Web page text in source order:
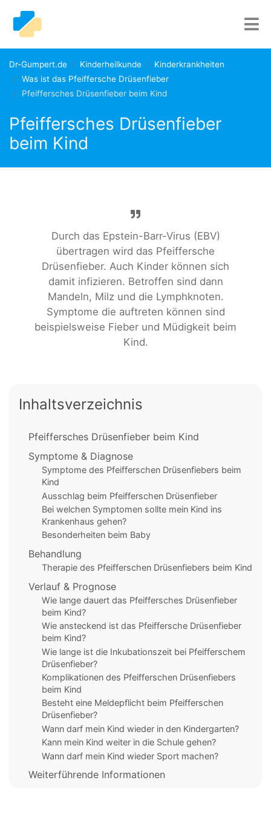
Dr-Gumpert.de Kinderheilkunde
Kinderkrankheiten
Was ist das Pfeiffersche Drüsenfieber
Pfeiffersches Drüsenfieber beim Kind
Pfeiffersches Drüsenfieber
beim Kind
Durch das Epstein-Barr-Virus (EBV)
übertragen wird das Pfeiffersche
Drüsenfieber. Auch Kinder können sich
damit infizieren. Betroffen sind dann
Mandeln, Milz und die Lymphknoten.
Symptome die auftreten können sind
beispielsweise Fieber und Müdigkeit beim
Kind.
Inhaltsverzeichnis
Pfeiffersches Drüsenfieber beim Kind
Symptome & Diagnose
Symptome des Pfeifferschen Drüsenfiebers beim
Kind
Ausschlag beim Pfeifferschen Drüsenfieber
Bei welchen Symptomen sollte mein Kind ins
Krankenhaus gehen?
Besonderheiten beim Baby
Behandlung
Therapie des Pfeifferschen Drüsenfiebers beim Kind
Verlauf & Prognose
Wie lange dauert das Pfeiffersches Drüsenfieber
beim Kind?
Wie ansteckend ist das Pfeiffersche Drüsenfieber
beim Kind?
Wie lange ist die Inkubationszeit bei Pfeifferschem
Drüsenfieber?
Komplikationen des Pfeifferschen Drüsenfiebers
beim Kind
Besteht eine Meldepflicht beim Pfeifferschen
Drüsenfieber?
Wann darf mein Kind wieder in den Kindergarten?
Kann mein Kind weiter in die Schule gehen?
Wann darf mein Kind wieder Sport machen?
Weiterführende Informationen